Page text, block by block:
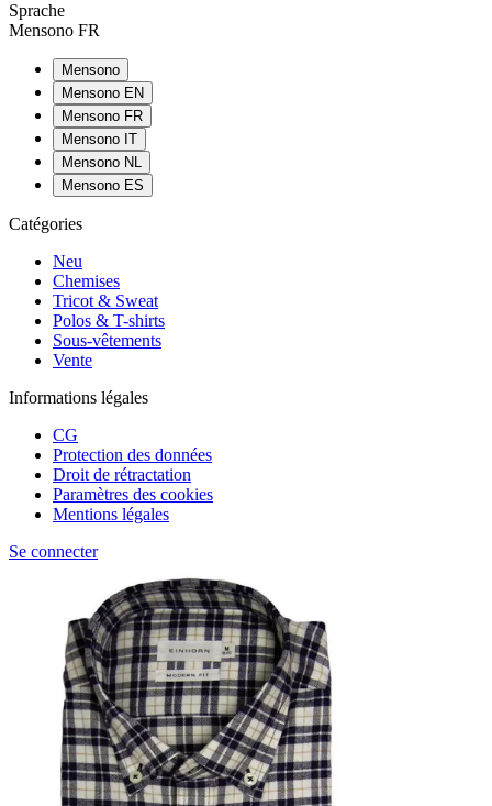
Sprache
Mensono FR
Mensono
Mensono EN
Mensono FR
Mensono IT
Mensono NL
Mensono ES
Catégories
Neu
Chemises
Tricot & Sweat
Polos & T-shirts
Sous-vêtements
Vente
Informations légales
CG
Protection des données
Droit de rétractation
Paramètres des cookies
Mentions légales
Se connecter